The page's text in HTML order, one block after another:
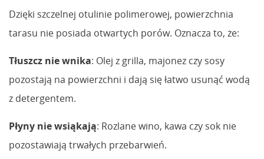
Dzięki szczelnej otulinie polimerowej, powierzchnia
tarasu nie posiada otwartych porów. Oznacza to, że:
Tłuszcz nie wnika: Olej z grilla, majonez czy sosy
pozostają na powierzchni i dają się łatwo usunąć wodą
z detergentem.
Płyny nie wsiąkają: Rozlane wino, kawa czy sok nie
pozostawiają trwałych przebarwień.